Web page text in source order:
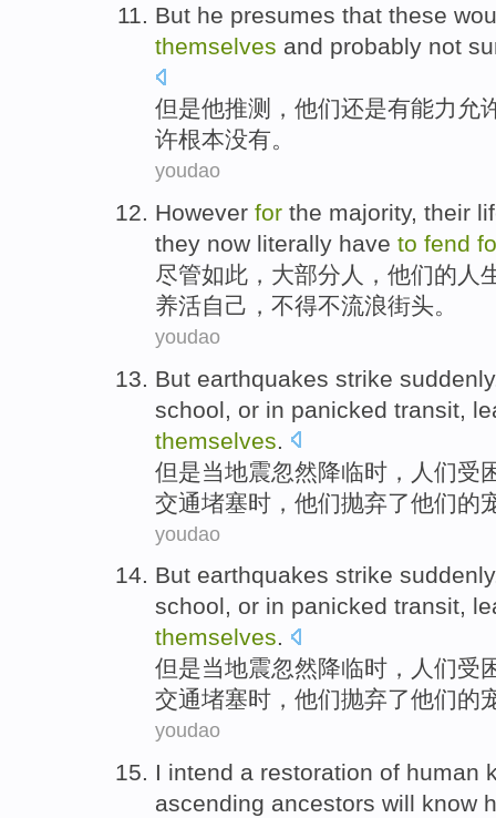
But he presumes that these
themselves and probably not
但是他推测 ， 他们还是有能力 允
许根本没有。
youdao
However for the majority, their
they now literally have to fend
尽管如此， 大部分人 ， 他们的 人
养活自己 ， 不得不流浪街头。
youdao
But earthquakes strike
school
or in panicked transit ,
themselves
但是当地震忽然降临时，人们受
交通堵塞时，他们抛弃了他们的
youdao
But earthquakes strike
school, or in panicked transit,
themselves.
但是当地震忽然降临时 ， 人们受
交通堵塞时，他们抛弃了他们的
youdao
I intend a restoration of human
ascending ancestors will know